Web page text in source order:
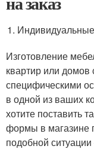
Изготовление
квартир или домов
специфическими
в одной из ваших
хотите поставить
формы в магазине
подобной